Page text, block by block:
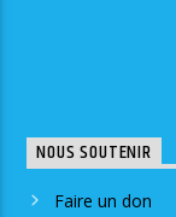
NOUS SOUTENIR
Faire un don